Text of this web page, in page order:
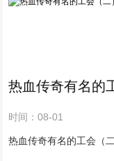
热血传奇有名的
时间：08-01
热血传奇有名的工会（二